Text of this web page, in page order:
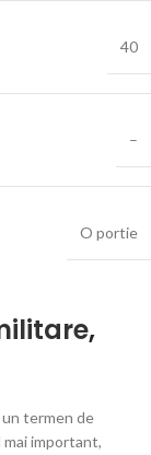
40
–
O portie
,
un termen de
important,